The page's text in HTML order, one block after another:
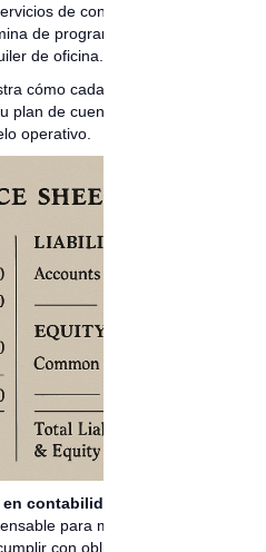
de consultoría.
de programadores,
de oficina.
cómo cada negocio
plan de cuentas según
operativo.
contabilidad
para mantener
con obligaciones